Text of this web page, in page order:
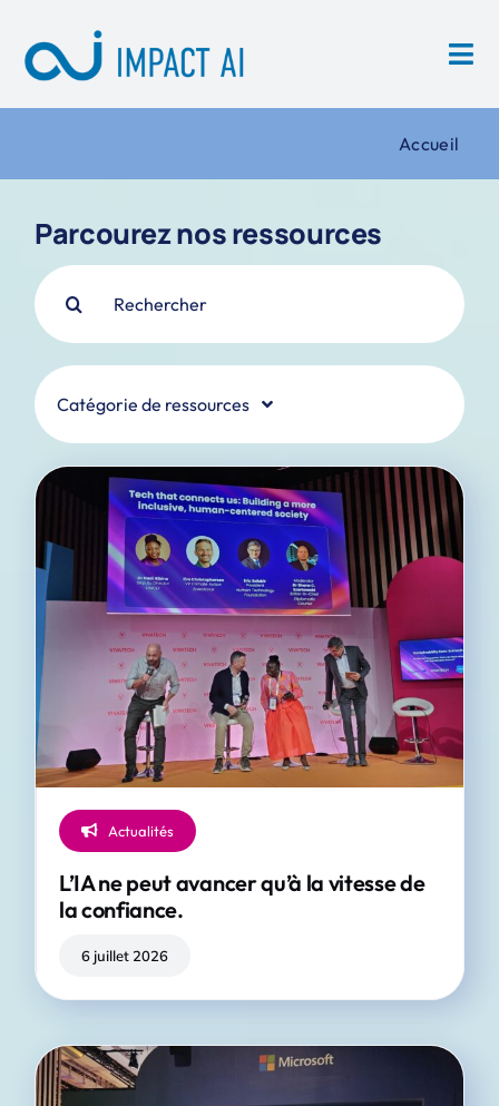
content
Accueil
Parcourez nos ressources
Search
for:
Catégorie de ressources
Actualités
Evénements
Presse
Publications
Actualités
L’IA ne peut avancer qu’à la vitesse de
la confiance.
6 juillet 2026